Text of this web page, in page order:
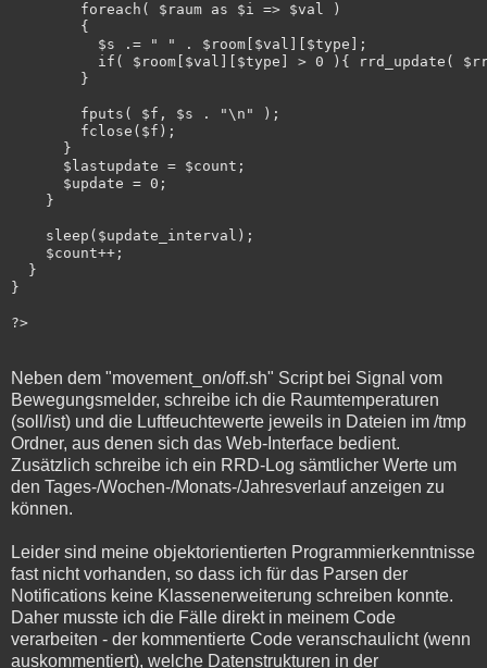
        foreach( $raum as $i => $val )
        {
          $s .= " " . $room[$val][$type];
if( $room[$val][$type] > 0 ){ rrd_update(
        }
        fputs( $f, $s . "\n" );
        fclose($f);
      }
      $lastupdate = $count;
      $update = 0;
    }
    sleep($update_interval);
    $count++;
  }
}
Neben dem "movement_on/off.sh" Script bei Signal vom
Bewegungsmelder, schreibe ich die Raumtemperaturen
(soll/ist) und die Luftfeuchtewerte jeweils in Dateien im /tmp
Ordner, aus denen sich das Web-Interface bedient.
Zusätzlich schreibe ich ein RRD-Log sämtlicher Werte um
den Tages-/Wochen-/Monats-/Jahresverlauf anzeigen zu
können.
Leider sind meine objektorientierten Programmierkenntnisse
fast nicht vorhanden, so dass ich für das Parsen der
Notifications keine Klassenerweiterung schreiben konnte.
Daher musste ich die Fälle direkt in meinem Code
verarbeiten - der kommentierte Code veranschaulicht (wenn
auskommentiert), welche Datenstrukturen in der